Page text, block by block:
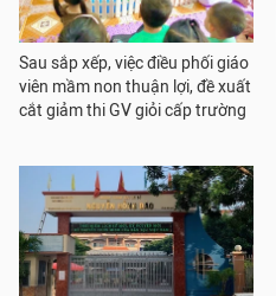
Sau sắp xếp, việc điều phối giáo
viên mầm non thuận lợi, đề xuất
cắt giảm thi GV giỏi cấp trường